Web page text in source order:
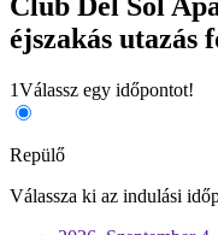
éjszakás utazás
1Válassz egy időpontot!
Repülő
Válassza ki az indulási